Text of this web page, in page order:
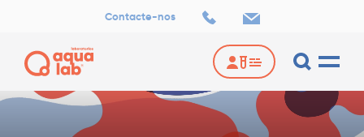
Contacte-nos